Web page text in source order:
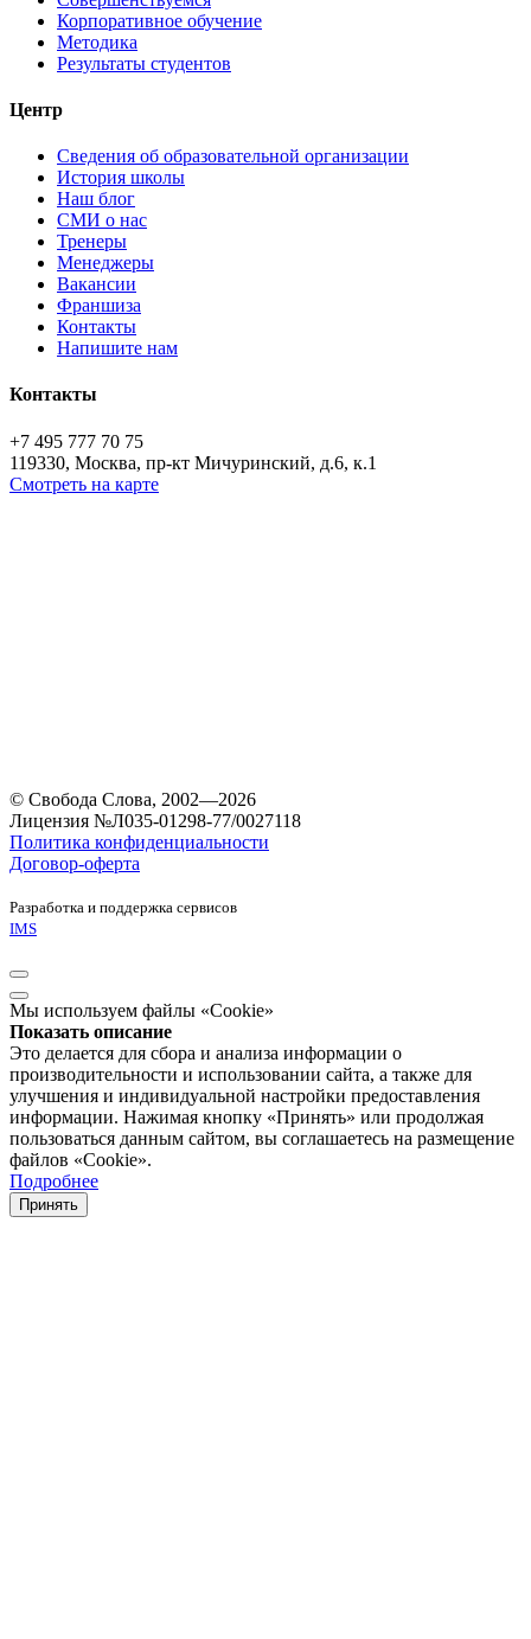
Корпоративное обучение
Методика
Результаты студентов
Центр
Сведения об образовательной организации
История школы
Наш блог
СМИ о нас
Тренеры
Менеджеры
Вакансии
Франшиза
Контакты
Напишите нам
Контакты
+7 495 777 70 75
119330, Москва, пр-кт Мичуринский, д.6, к.1
Смотреть на карте
© Свобода Слова, 2002—2026
Лицензия №Л035-01298-77/0027118
Политика конфиденциальности
Договор-оферта
Разработка и поддержка сервисов
IMS
Мы используем файлы «Cookie»
Показать описание
Это делается для сбора и анализа информации о
производительности и использовании сайта, а также для
улучшения и индивидуальной настройки предоставления
информации. Нажимая кнопку «Принять» или продолжая
пользоваться данным сайтом, вы соглашаетесь на размещение
файлов «Cookie».
Подробнее
Принять